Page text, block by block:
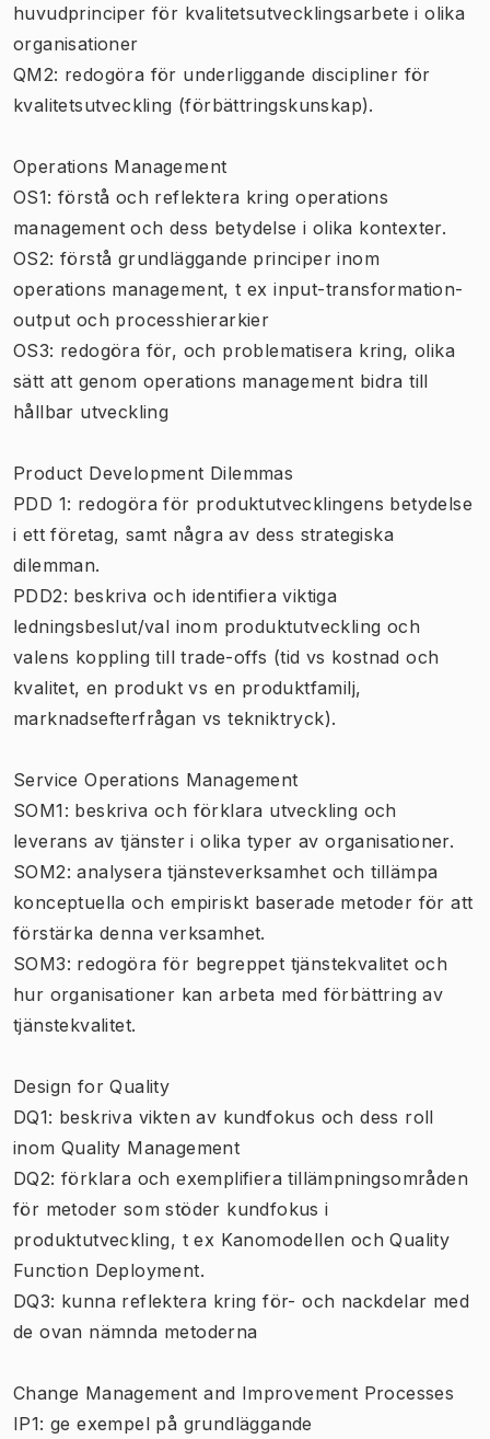
huvudprinciper för kvalitetsutvecklingsarbete i olika
organisationer
QM2: redogöra för underliggande discipliner för
kvalitetsutveckling (förbättringskunskap).
Operations Management
OS1: förstå och reflektera kring operations
management och dess betydelse i olika kontexter.
OS2: förstå grundläggande principer inom
operations management, t ex input-transformation-
output och processhierarkier
OS3: redogöra för, och problematisera kring, olika
sätt att genom operations management bidra till
hållbar utveckling
Product Development Dilemmas
PDD 1: redogöra för produktutvecklingens betydelse
i ett företag, samt några av dess strategiska
dilemman.
PDD2: beskriva och identifiera viktiga
ledningsbeslut/val inom produktutveckling och
valens koppling till trade-offs (tid vs kostnad och
kvalitet, en produkt vs en produktfamilj,
marknadsefterfrågan vs tekniktryck).
Service Operations Management
SOM1: beskriva och förklara utveckling och
leverans av tjänster i olika typer av organisationer.
SOM2: analysera tjänsteverksamhet och tillämpa
konceptuella och empiriskt baserade metoder för att
förstärka denna verksamhet.
SOM3: redogöra för begreppet tjänstekvalitet och
hur organisationer kan arbeta med förbättring av
tjänstekvalitet.
Design for Quality
DQ1: beskriva vikten av kundfokus och dess roll
inom Quality Management
DQ2: förklara och exemplifiera tillämpningsområden
för metoder som stöder kundfokus i
produktutveckling, t ex Kanomodellen och Quality
Function Deployment.
DQ3: kunna reflektera kring för- och nackdelar med
de ovan nämnda metoderna
Change Management and Improvement Processes
IP1: ge exempel på grundläggande